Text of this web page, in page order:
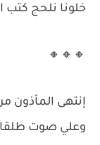
خلونا نلحج كتب
🔸🔸🔸
إنتهى المأذون
وعلي صوت طلقات